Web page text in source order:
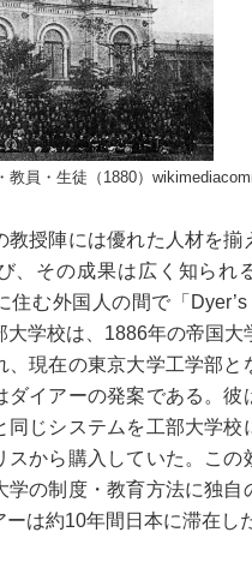
教員・生徒（1880）
授陣には優れた人材を揃
、その成果は広く知られ
住む外国人の間で「Dyer’s
大学校は、1886年の帝国大
、現在の東京大学工学部と
ダイアーの発案である。彼
同じシステムを工部大学校
スから購入していた。この
学の制度・教育方法に独自
は約10年間日本に滞在し